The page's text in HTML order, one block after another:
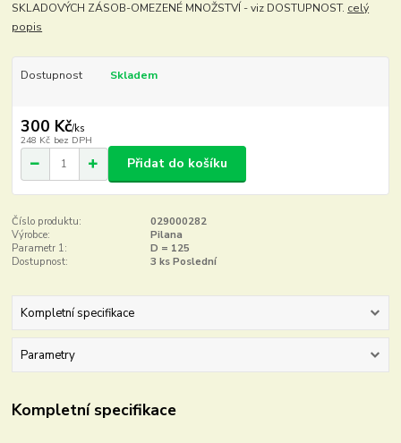
SKLADOVÝCH ZÁSOB-OMEZENÉ MNOŽSTVÍ - viz DOSTUPNOST. celý
popis
Dostupnost Skladem
300 Kč/ks
248 Kč bez DPH
Přidat do košíku
Číslo produktu:
029000282
Výrobce:
Pilana
Parametr 1:
D = 125
Dostupnost:
3 ks Poslední
Kompletní specifikace
Parametry
Kompletní specifikace